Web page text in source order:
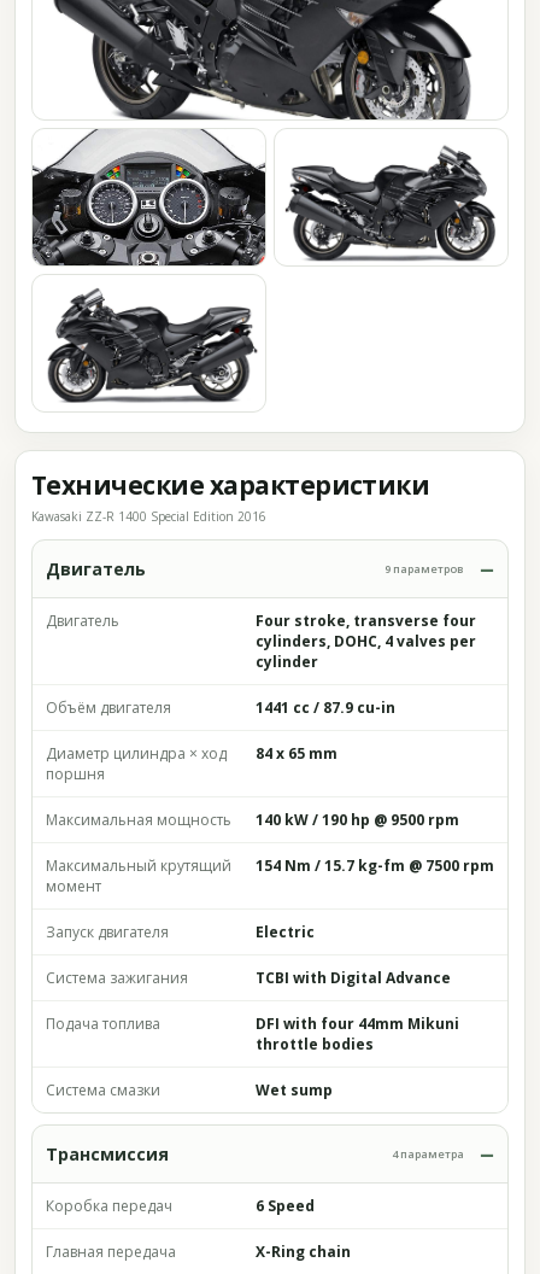
Технические характеристики
Kawasaki ZZ-R 1400 Special Edition 2016
Двигатель 9 параметров
Двигатель
Four stroke, transverse four
cylinders, DOHC, 4 valves per
cylinder
Объём двигателя 1441 cc / 87.9 cu-in
Диаметр цилиндра × ход
поршня
84 x 65 mm
Максимальная мощность 140 kW / 190 hp @ 9500 rpm
Максимальный крутящий
момент
154 Nm / 15.7 kg-fm @ 7500 rpm
Запуск двигателя Electric
Система зажигания TCBI with Digital Advance
Подача топлива
DFI with four 44mm Mikuni
throttle bodies
Система смазки Wet sump
Трансмиссия 4 параметра
Коробка передач 6 Speed
Главная передача X-Ring chain